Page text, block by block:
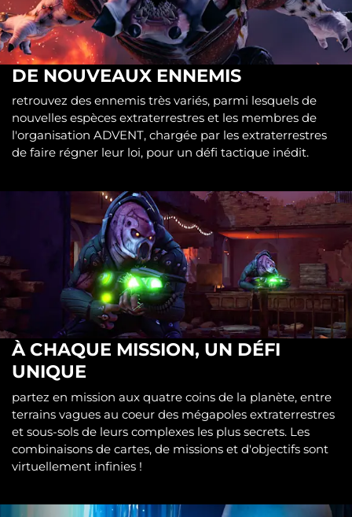
DE NOUVEAUX ENNEMIS
retrouvez des ennemis très variés, parmi lesquels de
nouvelles espèces extraterrestres et les membres de
l'organisation ADVENT, chargée par les extraterrestres
de faire régner leur loi, pour un défi tactique inédit.
À CHAQUE MISSION, UN DÉFI
UNIQUE
partez en mission aux quatre coins de la planète, entre
terrains vagues au coeur des mégapoles extraterrestres
et sous-sols de leurs complexes les plus secrets. Les
combinaisons de cartes, de missions et d'objectifs sont
virtuellement infinies !